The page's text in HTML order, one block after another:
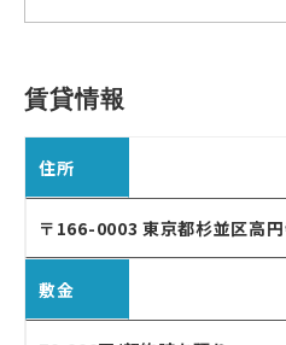
賃貸情報
住所
〒166-0003 東京都杉並区高
敷金